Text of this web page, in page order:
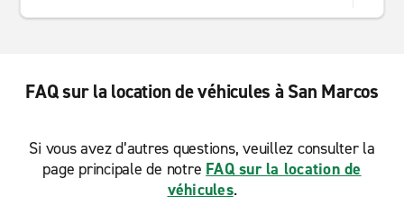
FAQ sur la location de véhicules à San Marcos
Si vous avez d’autres questions, veuillez consulter la
page principale de notre FAQ sur la location de
véhicules.